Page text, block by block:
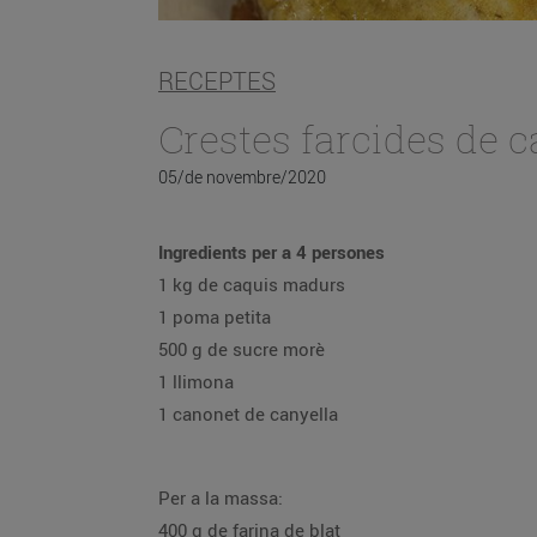
RECEPTES
Crestes farcides de
05/de novembre/2020
Ingredients per a 4 persones
1 kg de caquis madurs
1 poma petita
500 g de sucre morè
1 llimona
1 canonet de canyella
Per a la massa:
400 g de farina de blat